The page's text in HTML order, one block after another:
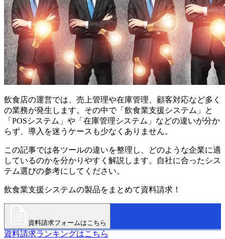
飲食店の運営では、売上管理や在庫管理、顧客対応など多く
の業務が発生します。その中で「飲食業支援システム」と
「POSシステム」や「在庫管理システム」などの違いが分か
らず、導入を迷うケースも少なくありません。
この記事では各ツールの違いを整理し、どのような企業に適
しているのかを分かりやすく解説します。自社に合ったシス
テム選びの参考にしてください。
飲食業支援システムの製品をまとめて資料請求！
資料請求フォームはこちら
資料請求ランキングはこちら